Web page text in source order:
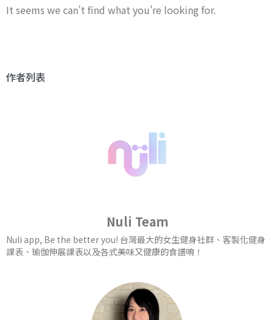
It seems we can't find what you're looking for.
作者列表
Nuli Team
Nuli app, Be the better you! 台灣最大的女生健身社群、客製化健身
課表、瑜伽伸展課表以及各式美味又健康的食譜唷！